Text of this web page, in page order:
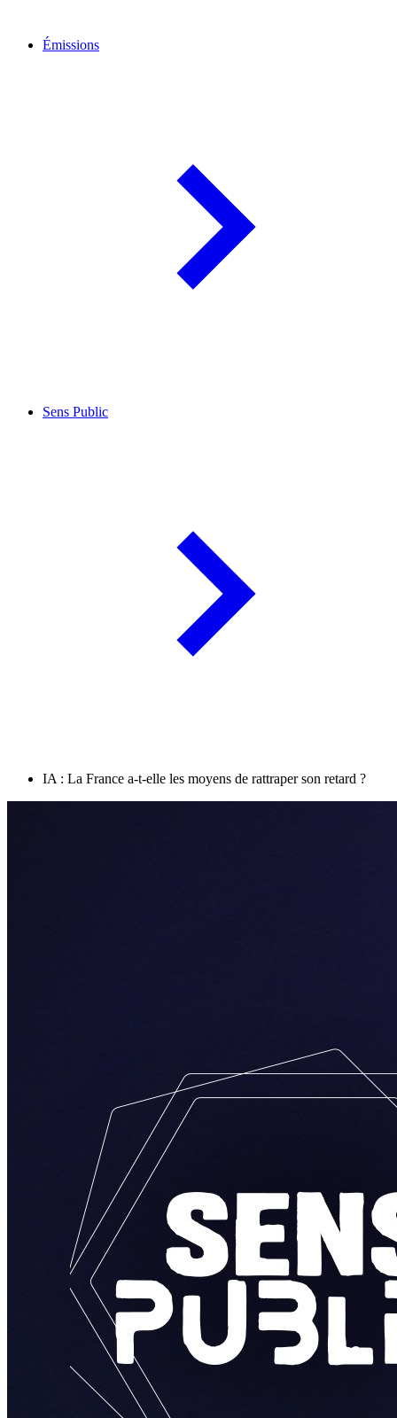
Émissions
Sens Public
IA : La France a-t-elle les moyens de rattraper son retard ?